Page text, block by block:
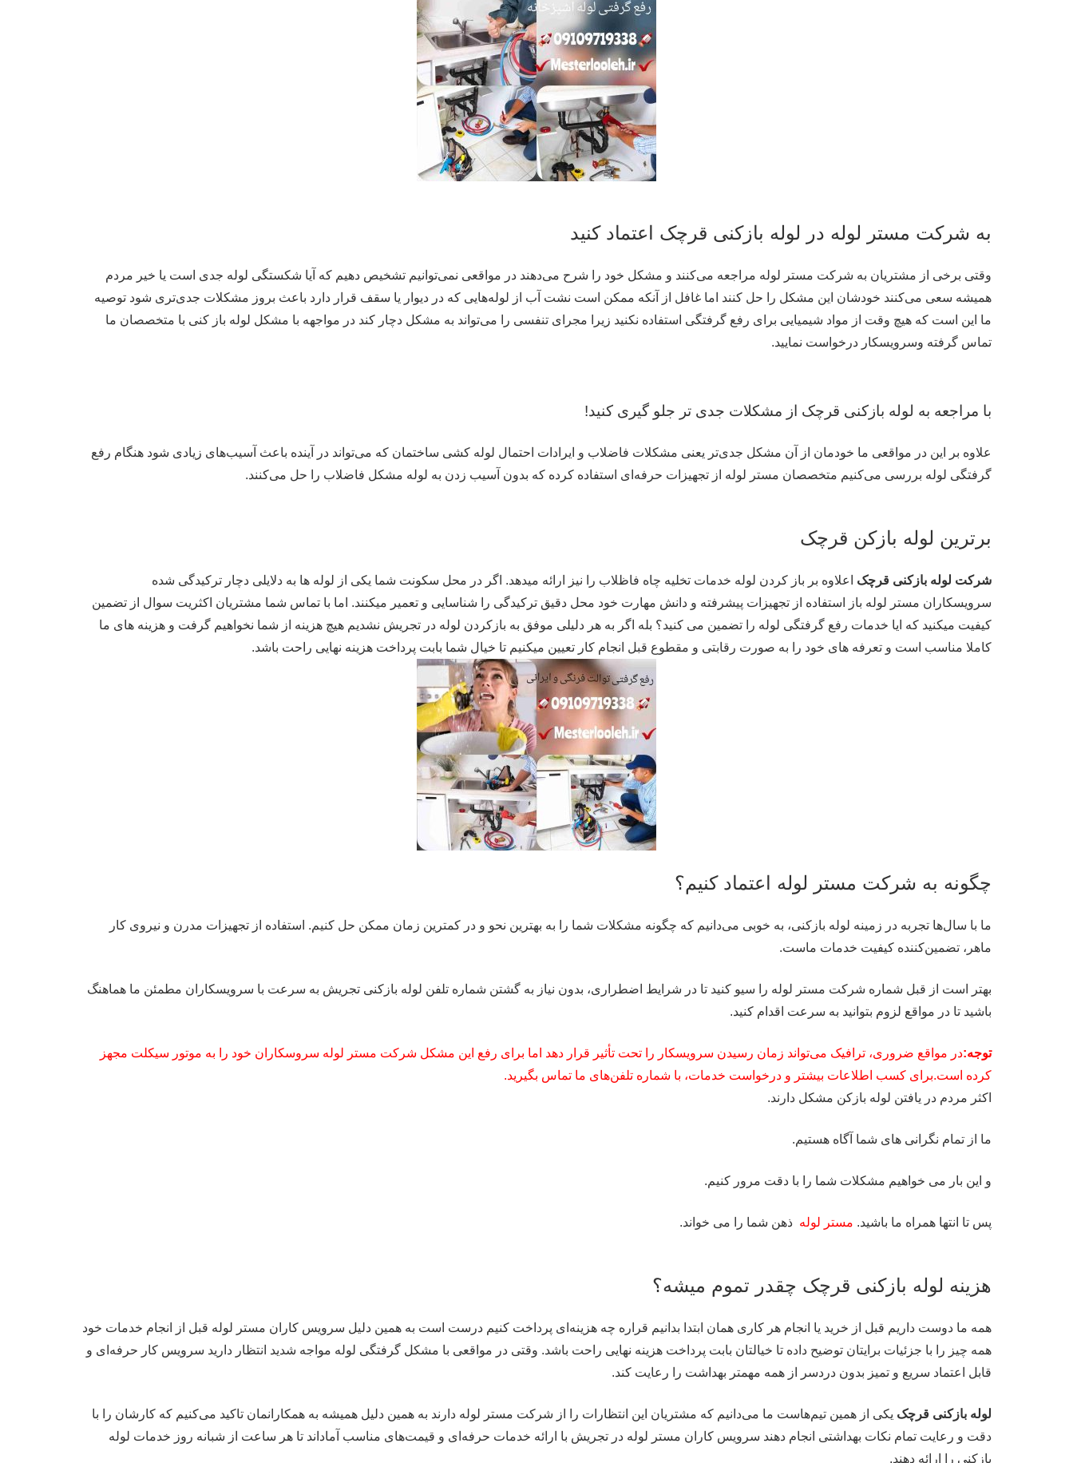
به شرکت مستر لوله در لوله بازکنی قرچک اعتماد کنید
وقتی برخی از مشتریان به شرکت مستر لوله مراجعه می‌کنند و مشکل خود را شرح می‌دهند در مواقعی نمی‌توانیم تشخیص دهیم که آیا شکستگی لوله جدی است یا خیر مردم
همیشه سعی می‌کنند خودشان این مشکل را حل کنند اما غافل از آنکه ممکن است نشت آب از لوله‌هایی که در دیوار یا سقف قرار دارد باعث بروز مشکلات جدی‌تری شود توصیه
ما این است که هیچ وقت از مواد شیمیایی برای رفع گرفتگی استفاده نکنید زیرا مجرای تنفسی را می‌تواند به مشکل دچار کند در مواجهه با مشکل لوله باز کنی با متخصصان ما
تماس گرفته وسرویسکار درخواست نمایید.
با مراجعه به لوله بازکنی قرچک از مشکلات جدی تر جلو گیری کنید!
علاوه بر این در مواقعی ما خودمان از آن مشکل جدی‌تر یعنی مشکلات فاضلاب و ایرادات احتمال لوله کشی ساختمان که می‌تواند در آینده باعث آسیب‌های زیادی شود هنگام رفع
گرفتگی لوله بررسی می‌کنیم متخصصان مستر لوله از تجهیزات حرفه‌ای استفاده کرده که بدون آسیب زدن به لوله مشکل فاضلاب را حل می‌کنند.
برترین لوله بازکن قرچک
شرکت لوله بازکنی قرچک اعلاوه بر باز کردن لوله خدمات تخلیه چاه فاظلاب را نیز ارائه میدهد. اگر در محل سکونت شما یکی از لوله ها به دلایلی دچار ترکیدگی شده
سرویسکاران مستر لوله باز استفاده از تجهیزات پیشرفته و دانش مهارت خود محل دقیق ترکیدگی را شناسایی و تعمیر میکنند. اما با تماس شما مشتریان اکثریت سوال از تضمین
کیفیت میکنید که ایا خدمات رفع گرفتگی لوله را تضمین می کنید؟ بله اگر به هر دلیلی موفق به بازکردن لوله در تجریش نشدیم هیچ هزینه از شما نخواهیم گرفت و هزینه های ما
کاملا مناسب است و تعرفه های خود را به صورت رقابتی و مقطوع قبل انجام کار تعیین میکنیم تا خیال شما بابت پرداخت هزینه نهایی راحت باشد.
چگونه به شرکت مستر لوله اعتماد کنیم؟
ما با سال‌ها تجربه در زمینه لوله بازکنی، به خوبی می‌دانیم که چگونه مشکلات شما را به بهترین نحو و در کمترین زمان ممکن حل کنیم. استفاده از تجهیزات مدرن و نیروی کار
ماهر، تضمین‌کننده کیفیت خدمات ماست.
بهتر است از قبل شماره شرکت مستر لوله را سیو کنید تا در شرایط اضطراری، بدون نیاز به گشتن شماره تلفن لوله بازکنی تجریش به سرعت با سرویسکاران مطمئن ما هماهنگ
باشید تا در مواقع لزوم بتوانید به سرعت اقدام کنید.
توجه:در مواقع ضروری، ترافیک می‌تواند زمان رسیدن سرویسکار را تحت تأثیر قرار دهد اما برای رفع این مشکل شرکت مستر لوله سروسکاران خود را به موتور سیکلت مجهز
کرده است.برای کسب اطلاعات بیشتر و درخواست خدمات، با شماره تلفن‌های ما تماس بگیرید.
اکثر مردم در یافتن لوله بازکن مشکل دارند.
ما از تمام نگرانی های شما آگاه هستیم.
و این بار می خواهیم مشکلات شما را با دقت مرور کنیم.
پس تا انتها همراه ما باشید. مستر لوله ذهن شما را می خواند.
هزینه لوله بازکنی قرچک چقدر تموم میشه؟
همه ما دوست داریم قبل از خرید یا انجام هر کاری همان ابتدا بدانیم قراره چه هزینه‌ای پرداخت کنیم درست است به همین دلیل سرویس کاران مستر لوله قبل از انجام خدمات خود
همه چیز را با جزئیات برایتان توضیح داده تا خیالتان بابت پرداخت هزینه نهایی راحت باشد. وقتی در مواقعی با مشکل گرفتگی لوله مواجه شدید انتظار دارید سرویس کار حرفه‌ای و
قابل اعتماد سریع و تمیز بدون دردسر از همه مهمتر بهداشت را رعایت کند.
لوله بازکنی قرچک یکی از همین تیم‌هاست ما می‌دانیم که مشتریان این انتظارات را از شرکت مستر لوله دارند به همین دلیل همیشه به همکارانمان تاکید می‌کنیم که کارشان را با
دقت و رعایت تمام نکات بهداشتی انجام دهند سرویس کاران مستر لوله در تجریش با ارائه خدمات حرفه‌ای و قیمت‌های مناسب آماداند تا هر ساعت از شبانه روز خدمات لوله
بازکنی را ارائه دهند.